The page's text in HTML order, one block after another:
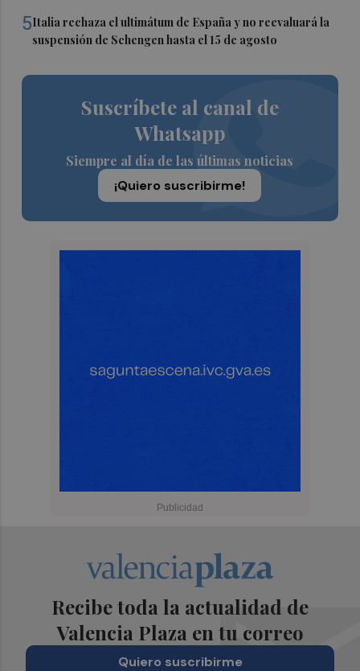
5Italia rechaza el ultimátum de España y no reevaluará la
suspensión de Schengen hasta el 15 de agosto
Suscríbete al canal de
Whatsapp
Siempre al día de las últimas noticias
¡Quiero suscribirme!
Recibe toda la actualidad de
Valencia Plaza en tu correo
Quiero suscribirme